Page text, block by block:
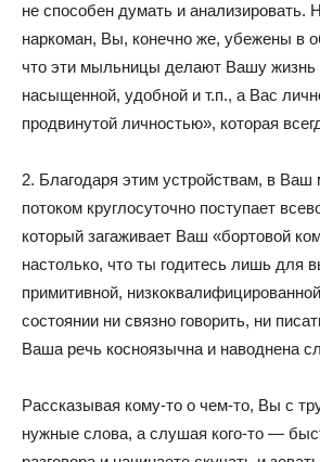
не способен думать и анализировать.
наркоман, Вы, конечно же, убежены в
что эти мыльницы делают Вашу жизнь
насыщенной, удобной и т.п., а Вас
продвинутой личностью», которая
2. Благодаря этим устройствам, в
потоком круглосуточно поступает
который загаживает Ваш «бортовой
настолько, что ты годитесь лишь для
примитивной,
состоянии ни связно говорить, ни
Ваша речь косноязычна и наводнена
Рассказывая кому-то о чем-то, Вы с
нужные слова, а слушая кого-то —